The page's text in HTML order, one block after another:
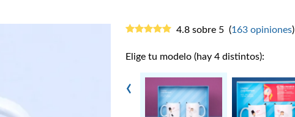
4.8 sobre 5 (163 opiniones)
Elige tu modelo (hay 4 distintos):
‹